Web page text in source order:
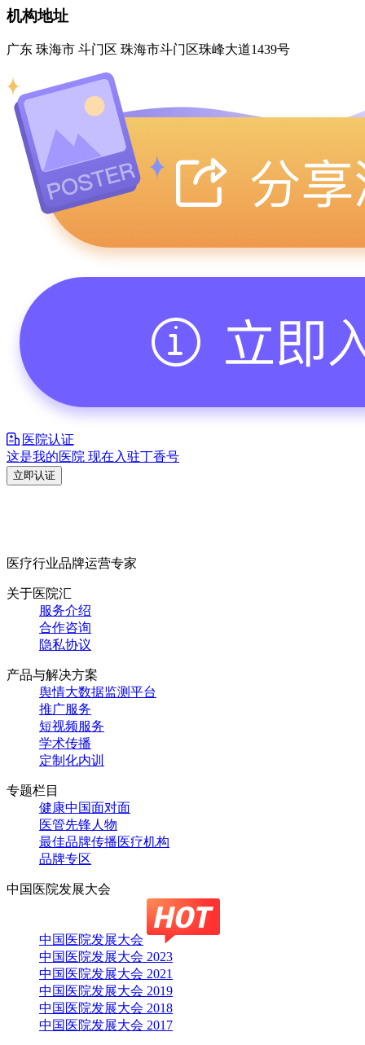
机构地址
广东 珠海市 斗门区 珠海市斗门区珠峰大道1439号
医院认证
这是我的医院 现在入驻丁香号
立即认证
医疗行业品牌运营专家
关于医院汇
服务介绍
合作咨询
隐私协议
产品与解决方案
舆情大数据监测平台
推广服务
短视频服务
学术传播
定制化内训
专题栏目
健康中国面对面
医管先锋人物
最佳品牌传播医疗机构
品牌专区
中国医院发展大会
中国医院发展大会
中国医院发展大会 2023
中国医院发展大会 2021
中国医院发展大会 2019
中国医院发展大会 2018
中国医院发展大会 2017